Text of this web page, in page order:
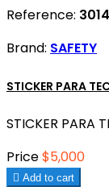
Reference: 3014
Brand: SAFETY
STICKER PARA
STICKER PARA
Price$5,000
 Add to cart